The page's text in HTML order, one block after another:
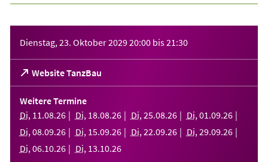
Dienstag, 23. Oktober 202920:00 bis21:30
Website TanzBau
(Öffnet
in
einem
neuen
Tab)
Weitere Termine
Di, 11 .08.26 Di, 18.08.26 Di, 25.08.26 Di, 01 .09.26
Di, 08.09.26 Di, 15.09.26 Di, 22.09.26 Di, 29.09.26
Di, 06.10.26 Di, 13.10.26